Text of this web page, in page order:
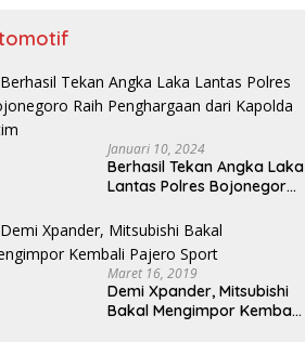
Januari 10, 2024
Berhasil Tekan Angka Laka
Lantas Polres Bojonegoro
Kapolda Jatim
Maret 16, 2019
Demi Xpander, Mitsubishi
Bakal Mengimpor Kembali